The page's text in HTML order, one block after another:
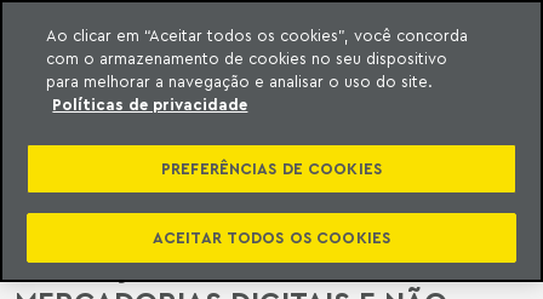
o conteúdo
Meyer
RESPONSABILIDADE TRIBUTÁRIA DO
MARKETPLACE PELO PAGAMENTO
DO ICMS NAS HIPÓTESES DE
OPERAÇÕES COM BENS E
Ao clicar em “Aceitar todos os cookies”, você concorda
com o armazenamento de cookies no seu dispositivo
para melhorar a navegação e analisar o uso do site.
Políticas de privacidade
PREFERÊNCIAS DE COOKIES
ACEITAR TODOS OS COOKIES